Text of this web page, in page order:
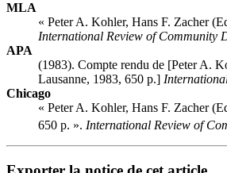
MLA
« Peter A. Kohler, Hans F. Zacher
International Review of Community
APA
(1983). Compte rendu de [Peter A.
Lausanne, 1983, 650 p.]
Chicago
« Peter A. Kohler, Hans F. Zacher
650 p. ». International Review of